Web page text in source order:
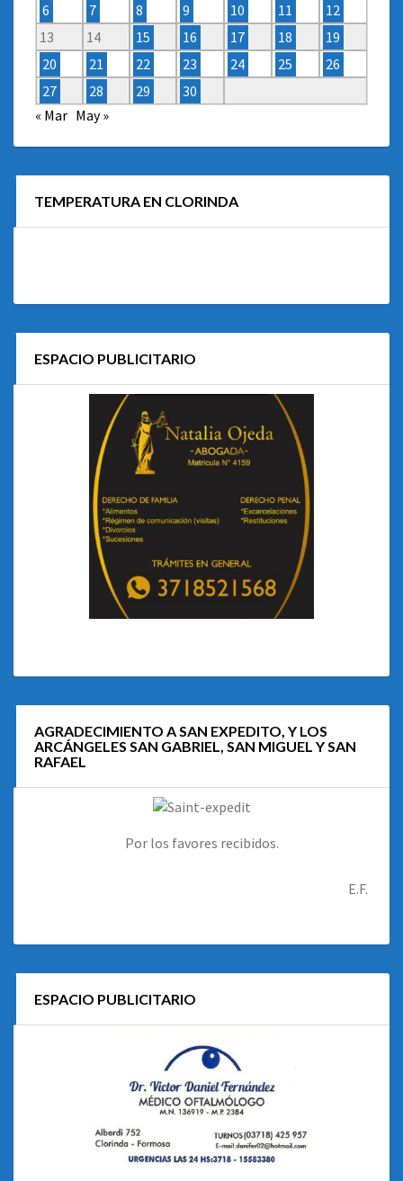
6
7 8 9 10 11
12
13
14 15 16 17 18
19
20
21 22 23 24 25
26
27
28 29
30
« Mar May »
TEMPERATURA EN CLORINDA
ESPACIO PUBLICITARIO
AGRADECIMIENTO A SAN EXPEDITO, Y LOS
ARCÁNGELES SAN GABRIEL, SAN MIGUEL Y SAN
RAFAEL
Por los favores recibidos.
E.F.
ESPACIO PUBLICITARIO